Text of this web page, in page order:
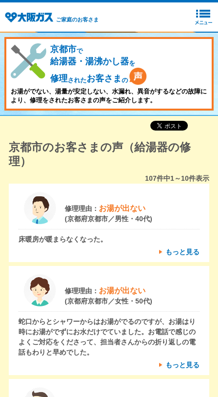
ご家庭のお客さま
京都市で
給湯器・湯沸かし器を
修理されたお客さま の
お湯がでない、湯量が安定しない、水漏れ、異音がするなどの故障に
より、修理をされたお客さまの声をご紹介します。
京都市のお客さまの声（給湯器の修
理）
107件中1～10件表示
修理理由： お湯が出ない
(京都府京都市／男性・40代)
床暖房が暖まらなくなった。
もっと見る
修理理由： お湯が出ない
(京都府京都市／女性・50代)
蛇口からとシャワーからはお湯がでるのですが、お湯はり
時にお湯がでずにお水だけでていました。お電話で感じの
よくご対応をくださって、担当者さんからの折り返しの電
話もわりと早めでした。
もっと見る